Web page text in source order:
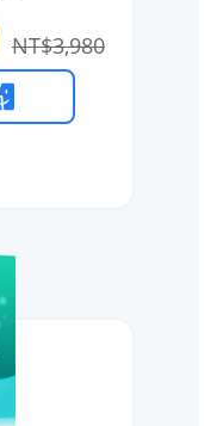
NT$3,980